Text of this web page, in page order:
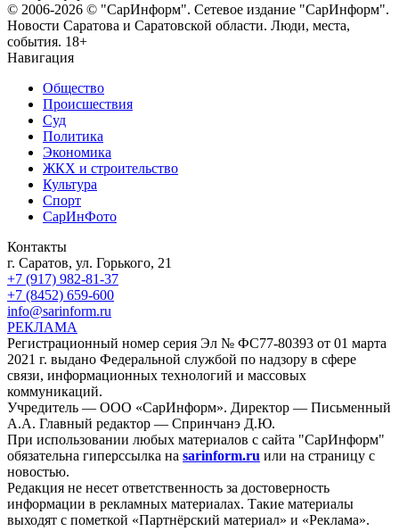
© 2006-2026 © "СарИнформ". Сетевое издание "СарИнформ".
Новости Саратова и Саратовской области. Люди, места,
события. 18+
Навигация
Общество
Происшествия
Суд
Политика
Экономика
ЖКХ и строительство
Культура
Спорт
СарИнФото
Контакты
г. Саратов, ул. Горького, 21
+7 (917) 982-81-37
+7 (8452) 659-600
info@sarinform.ru
РЕКЛАМА
Регистрационный номер серия Эл № ФС77-80393 от 01 марта
2021 г. выдано Федеральной службой по надзору в сфере
связи, информационных технологий и массовых
коммуникаций.
Учредитель — ООО «СарИнформ». Директор — Письменный
А.А. Главный редактор — Спринчанэ Д.Ю.
При использовании любых материалов с сайта "СарИнформ"
обязательна гиперссылка на sarinform.ru или на страницу с
новостью.
Редакция не несет ответственность за достоверность
информации в рекламных материалах. Такие материалы
выходят с пометкой «Партнёрский материал» и «Реклама».